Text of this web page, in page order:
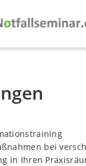
bei
in Ihren